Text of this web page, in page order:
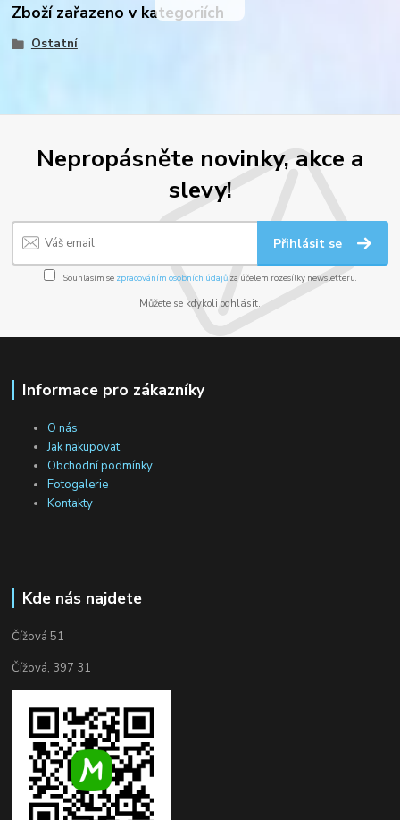
Zboží zařazeno v kategoriích
Ostatní
Nepropásněte novinky, akce a
slevy!
Přihlásit se
Souhlasím se zpracováním osobních údajůza účelem rozesílky newsletteru.
Můžete se kdykoli odhlásit.
Informace pro zákazníky
O nás
Jak nakupovat
Obchodní podmínky
Fotogalerie
Kontakty
Kde nás najdete
Čížová 51
Čížová, 397 31